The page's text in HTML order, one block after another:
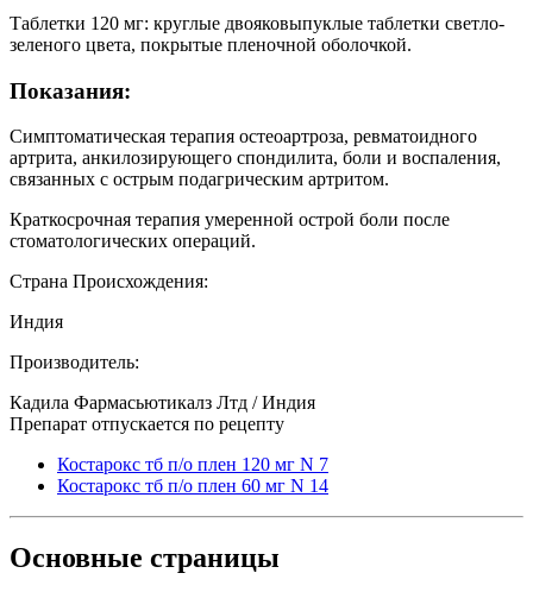
Таблетки 120 мг: круглые двояковыпуклые таблетки светло-
зеленого цвета, покрытые пленочной оболочкой.
Показания:
Симптоматическая терапия остеоартроза, ревматоидного
артрита, анкилозирующего спондилита, боли и воспаления,
связанных с острым подагрическим артритом.
Краткосрочная терапия умеренной острой боли после
стоматологических операций.
Страна Происхождения:
Индия
Производитель:
Кадила Фармасьютикалз Лтд / Индия
Препарат отпускается по рецепту
Костарокс тб п/о плен 120 мг N 7
Костарокс тб п/о плен 60 мг N 14
Основные страницы